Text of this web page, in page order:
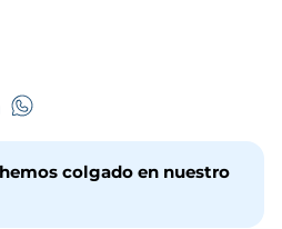
colgado en nuestro